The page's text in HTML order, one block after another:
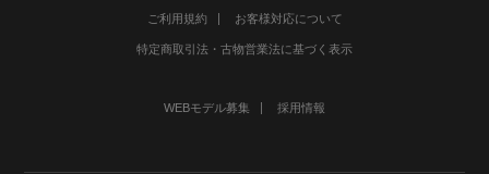
ご利用規約 お客様対応について
特定商取引法・古物営業法に基づく表示
WEBモデル募集 採用情報